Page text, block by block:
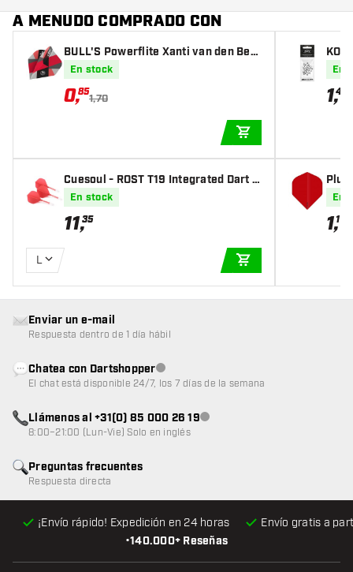
A MENUDO COMPRADO CON
BULL'S Powerflite Xanti van den Ber
gh NO2 - Plumas Dardos
En stock
0,85
1,70
Cuesoul - ROST T19 Integrated Dart F
lights - Standard Shape - Clear Red
En stock
11,35
L
En
1,45
En
1,10
•140.000+ Reseñas
¡Envío rápido! Expedición en 24 horas Envío gratis a
Preguntas frecuentes
Respuesta directa
Enviar un e-mail
Respuesta dentro de 1 día hábil
Chatea con DartshopperAtención al cliente no disponible
El chat está disponible 24/7, los 7 días de la semana
Llámenos al +31(0) 85 000 26 19Atención al cliente no disponible
8:00–21:00 (Lun-Vie) Solo en inglés